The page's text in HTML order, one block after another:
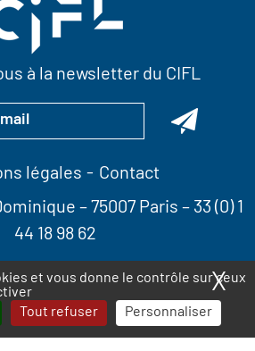
et vous donne le contrôle sur ceux
Tout refuser Personnaliser
X
à la newsletter du CIFL
légales
Contact
– 75007 Paris – 33 (0) 1
44 18 98 62